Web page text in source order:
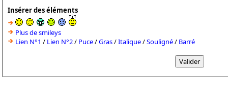
Insérer des éléments
Plus de smileys
Lien N°1 / Lien N°2/ Puce/Gras/Italique/Souligné/ Barré